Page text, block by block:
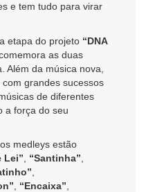
e tem tudo para virar
etapa do projeto “DNA
as duas
Além da música nova,
com grandes sucessos
de diferentes
a força do seu
medleys estão
Lei” “Santinha”
“Encaixa”